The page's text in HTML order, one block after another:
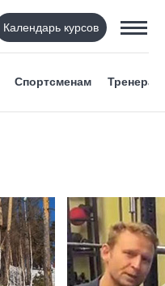
Календарь курсов
Спортсменам Тренерам